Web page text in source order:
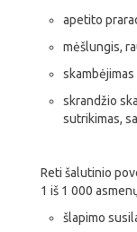
apetito
mėšlungis,
skambėjimas
skrandžio
sutrikimas,
Reti šalutinio
1 iš 1 000
šlapimo